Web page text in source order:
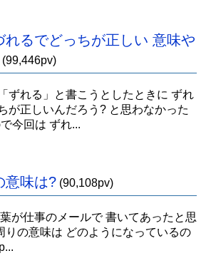
れるでどっちが正しい 意味や
(99,446pv)
ずれる」と書こうとしたときに ずれ
が正しいんだろう? と思わなかった
今回は ずれ...
意味は? (90,108pv)
が仕事のメールで 書いてあったと思
の意味は どのようになっているの